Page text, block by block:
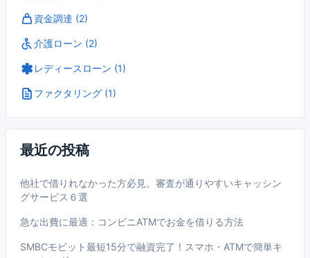
資金調達 (2)
介護ローン (2)
レディースローン (1)
ファクタリング (1)
最近の投稿
他社で借りれなかった方必見。審査が通りやすいキャッシン
グサービス６選
急な出費に最適：コンビニATMでお金を借りる方法
SMBCモビット最短15分で融資完了！スマホ・ATMで簡単キ